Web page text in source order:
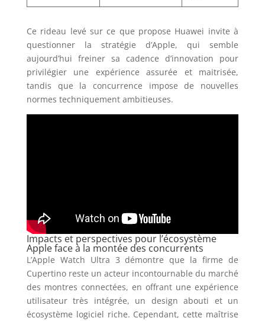
Ce rideau levé sur ce que propose Huawei invite à
questionner la stratégie d’Apple, qui semble
aujourd’hui freiner sa cadence d’innovation pour
privilégier une expérience assurée et maitrisée,
tandis que la concurrence impose de nouvelles
normes techniquement ambitieuses.
Impacts et perspectives pour l’écosystème
Apple face à la montée des concurrents
L’Apple Watch Ultra 3 démontre que la firme de
Cupertino reste un acteur incontournable du marché
des montres connectées, en offrant une expérience
utilisateur très intégrée, un design abouti et un
écosystème logiciel riche. Cependant, cette maîtrise